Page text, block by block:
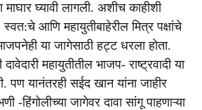
माघार घ्यावी लागली. अशीच काहीशी
स्वत:चे आणि महायुतीबाहेरील मित्र पक्षांचे
या जागेसाठी हट्ट धरला होता.
महायुतीतील भाजप- राष्ट्रवादी या
पण यानंतरही सईद खान यांना जाहीर
-हिंगोलीच्या जागेवर दावा सांगू पाहणाऱ्या